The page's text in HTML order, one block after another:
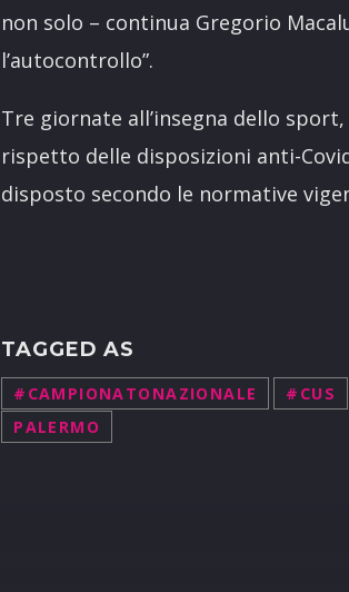
non solo – continua Gregorio
l’autocontrollo”.
Tre giornate all’insegna dello
rispetto delle disposizioni anti-
disposto secondo le normative
TAGGED AS
#CAMPIONATONAZIONALE #CUS
PALERMO